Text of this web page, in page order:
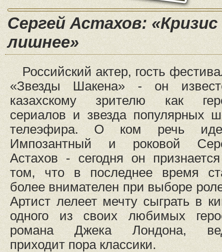
Сергей Астахов:
лишнее»
Российский актер, гость
«Звезды Шакена» - он
казахскому зрителю как
сериалов и звезда популярных
телеэфира. О ком речь
Импозантный и роковой
Астахов - сегодня он
том, что в последнее время
более внимателен при выборе
Артист лелеет мечту сыграть в
одного из своих любимых
романа Джека Лондона,
приходит пора классики.